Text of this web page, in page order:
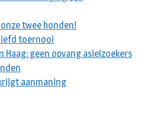
twee honden!
toernooi
Haag: geen opvang asielzoekers
aanmaning